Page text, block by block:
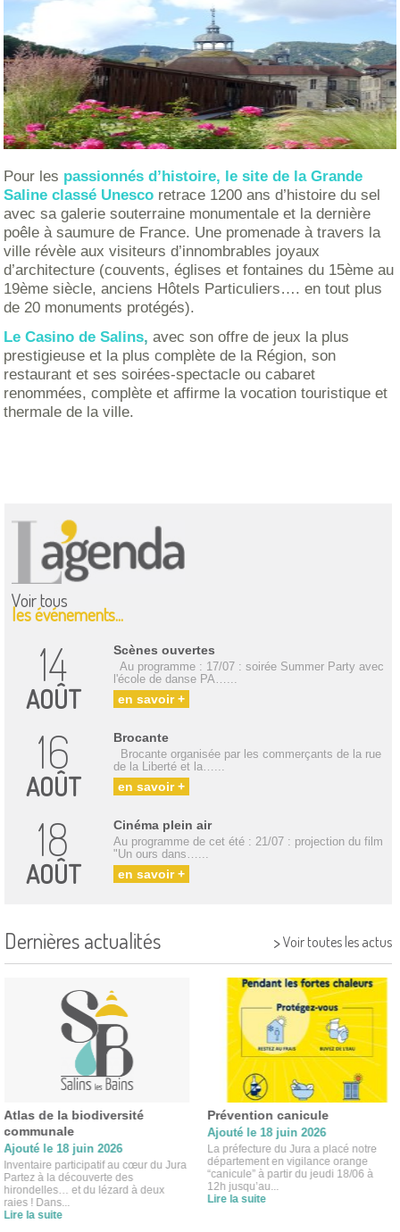
Pour les passionnés d’histoire, le site de la Grande
Saline classé Unesco retrace 1200 ans d’histoire du sel
avec sa galerie souterraine monumentale et la dernière
poêle à saumure de France. Une promenade à travers la
ville révèle aux visiteurs d’innombrables joyaux
d’architecture (couvents, églises et fontaines du 15ème au
19ème siècle, anciens Hôtels Particuliers…. en tout plus
de 20 monuments protégés).
Le Casino de Salins, avec son offre de jeux la plus
prestigieuse et la plus complète de la Région, son
restaurant et ses soirées-spectacle ou cabaret
renommées, complète et affirme la vocation touristique et
thermale de la ville.
Voir tous
les événements...
14
AOÛT
Scènes ouvertes
Au programme : 17/07 : soirée Summer Party avec
l'école de danse PA…...
en savoir +
16
AOÛT
Brocante
Brocante organisée par les commerçants de la rue
de la Liberté et la…...
en savoir +
18
AOÛT
Cinéma plein air
Au programme de cet été : 21/07 : projection du film
"Un ours dans…...
en savoir +
Dernières actualités >Voir toutes les actus
“Allo Mairie!”
Ajouté le 21 mai 2026
📞 Nouveau service dans notre
commune : “Allo Mairie” ! La
municipalité est heureuse de vous
annoncer la remise en...
Lire la suite
Inscriptions scolaires 2026-
2027
Ajouté le 13 février 2026
Les inscriptions scolaires pour la
prochaine rentrée sont ouvertes Cela
concerne : les enfants nés en 2023 et
qui feront...